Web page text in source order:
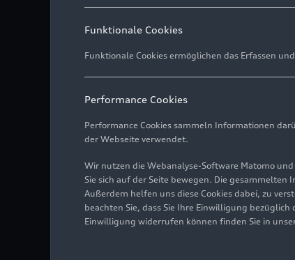
Funktionale Cookies
Funktionale Cookies ermöglichen das Erfassen
Performance Cookies
Performance Cookies sammeln Informationen
der Webseite verwendet.
Wir nutzen die Webanalyse-Software Matomo
Sie sich auf der Seite bewegen. Die
Außerdem helfen uns diese Cookies dabei, zu
beachten Sie, dass Sie Ihre Einwilligung
Einwilligung widerrufen können finden Sie in